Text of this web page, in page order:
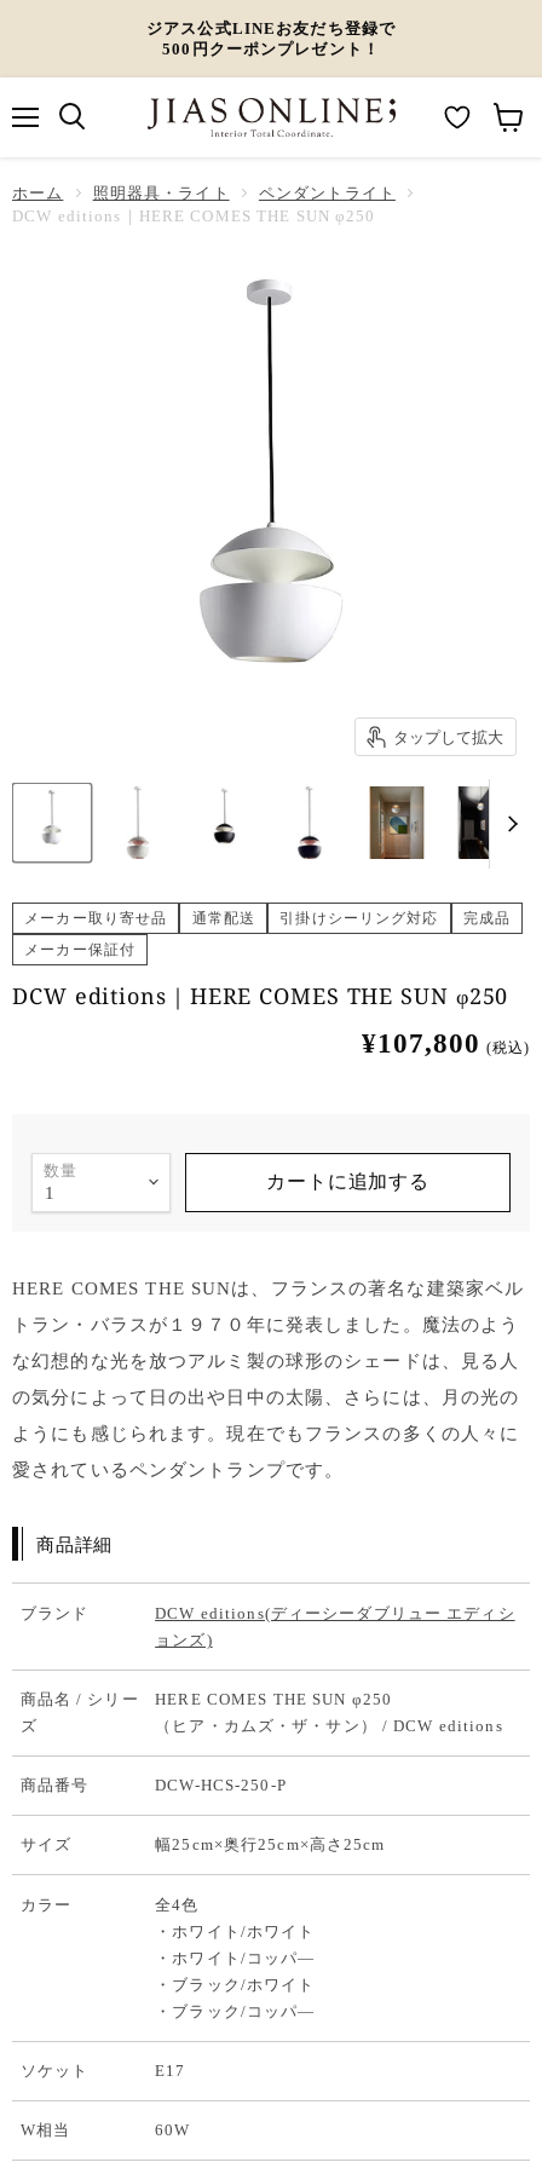
ジアス公式LINEお友だち登録で
500円クーポンプレゼント！
ー
ホーム 照明器具・ライト
ペンダントライト
DCW editions｜HERE COMES THE SUN φ250
タップして拡大
メーカー取り寄せ品 通常配送 引掛けシーリング対応
完成品
メーカー保証付
DCW editions｜HERE COMES THE SUN φ250
¥107,800 (税込)
数量 カートに追加する
HERE COMES THE SUNは、フランスの著名な建築家ベル
トラン・バラスが１９７０年に発表しました。魔法のよう
な幻想的な光を放つアルミ製の球形のシェードは、見る人
の気分によって日の出や日中の太陽、さらには、月の光の
ようにも感じられます。現在でもフランスの多くの人々に
愛されているペンダントランプです。
商品詳細
ブランド
DCW editions(ディーシーダブリュー エディシ
ョンズ)
商品名 / シリー
ズ
HERE COMES THE SUN φ250
（ヒア・カムズ・ザ・サン） / DCW editions
商品番号 DCW-HCS-250-P
サイズ 幅25cm×奥行25cm×高さ25cm
カラー
全4色
・ホワイト/ホワイト
・ホワイト/コッパ―
・ブラック/ホワイト
・ブラック/コッパ―
ソケット E17
W相当 60W